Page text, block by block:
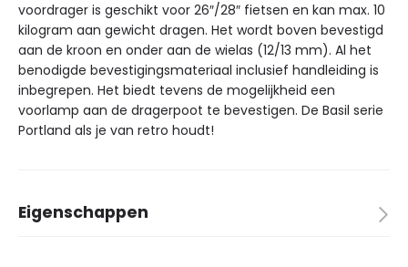
voordrager is geschikt voor 26″/28″ fietsen en kan max. 10
kilogram aan gewicht dragen. Het wordt boven bevestigd
aan de kroon en onder aan de wielas (12/13 mm). Al het
benodigde bevestigingsmateriaal inclusief handleiding is
inbegrepen. Het biedt tevens de mogelijkheid een
voorlamp aan de dragerpoot te bevestigen. De Basil serie
Portland als je van retro houdt!
Eigenschappen